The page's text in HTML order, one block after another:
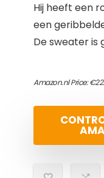
Hij heeft een
een
De sweater is
Amazon.nl Price:€